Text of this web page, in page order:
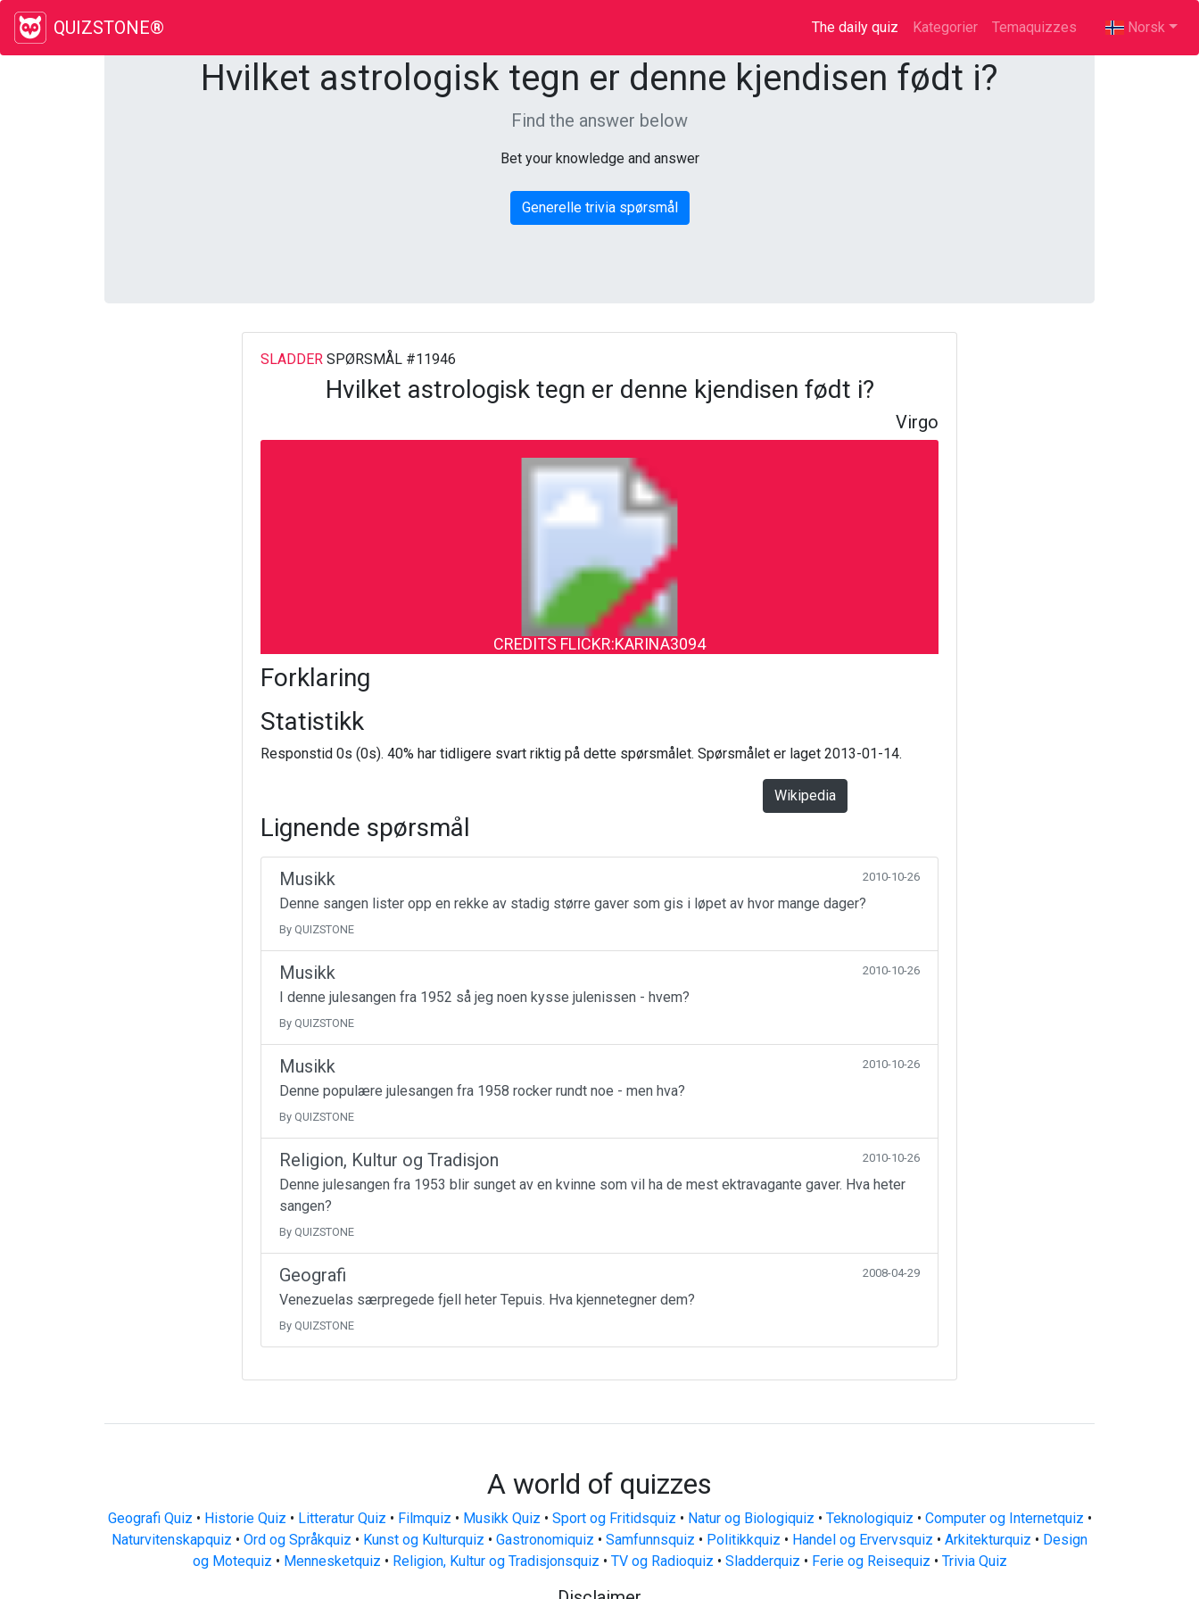
QUIZSTONE® The daily quiz (current)
Kategorier Temaquizzes Norsk
Hvilket astrologisk tegn er denne kjendisen født i?
Find the answer below
Bet your knowledge and answer
Generelle trivia spørsmål
SLADDERSPØRSMÅL #11946
Hvilket astrologisk tegn er denne kjendisen født i?
Virgo
CREDITS FLICKR:KARINA3094
Forklaring
Statistikk
Responstid 0s (0s). 40% har tidligere svart riktig på dette spørsmålet. Spørsmålet er laget 2013-01-14.
Wikipedia
Lignende spørsmål
Musikk 2010-10-26
Denne sangen lister opp en rekke av stadig større gaver som gis i løpet av hvor mange dager?
By QUIZSTONE
Musikk 2010-10-26
I denne julesangen fra 1952 så jeg noen kysse julenissen - hvem?
By QUIZSTONE
Musikk 2010-10-26
Denne populære julesangen fra 1958 rocker rundt noe - men hva?
By QUIZSTONE
Religion, Kultur og Tradisjon 2010-10-26
Denne julesangen fra 1953 blir sunget av en kvinne som vil ha de mest ektravagante gaver. Hva heter
sangen?
By QUIZSTONE
Geografi 2008-04-29
Venezuelas særpregede fjell heter Tepuis. Hva kjennetegner dem?
By QUIZSTONE
A world of quizzes
Geografi Quiz • Historie Quiz • Litteratur Quiz • Filmquiz • Musikk Quiz • Sport og Fritidsquiz • Natur og Biologiquiz • Teknologiquiz • Computer og Internetquiz •
Naturvitenskapquiz • Ord og Språkquiz • Kunst og Kulturquiz • Gastronomiquiz • Samfunnsquiz • Politikkquiz • Handel og Ervervsquiz • Arkitekturquiz • Design
og Motequiz • Mennesketquiz • Religion, Kultur og Tradisjonsquiz • TV og Radioquiz • Sladderquiz • Ferie og Reisequiz • Trivia Quiz